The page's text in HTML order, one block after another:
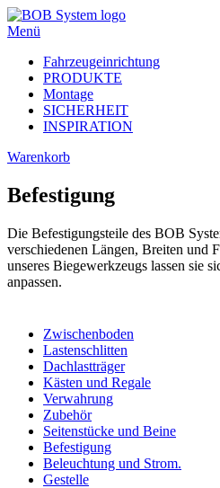
Menü
Fahrzeugeinrichtung
PRODUKTE
Montage
SICHERHEIT
INSPIRATION
Warenkorb
Befestigung
Die Befestigungsteile des BOB
verschiedenen Längen, Breiten
unseres Biegewerkzeugs lassen sie
anpassen.
Zwischenboden
Lastenschlitten
Dachlastträger
Kästen und Regale
Verwahrung
Zubehör
Seitenstücke und Beine
Befestigung
Beleuchtung und Strom.
Gestelle